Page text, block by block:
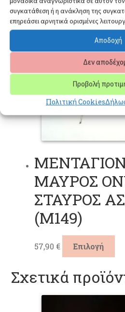
συγκατάθεση ή η ανάκληση της
επηρεάσει αρνητικά ορισμένες
Αποδοχή
Δεν
Προβολή
Πολιτική Cookies
ΜΑΥΡΟΣ
ΣΤΑΥΡΟΣ
(M149)
57,90 € Επιλογή
Σχετικά